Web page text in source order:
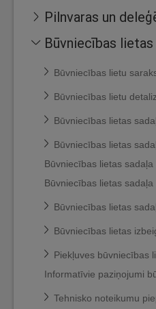
Pilnvaras un
Būvniecības lietas
Būvniecības lietu
Būvniecības lietu
Būvniecības lietas
Būvniecības lietas
Būvniecības lietas sadaļa
Būvniecības lietas sadaļa
Būvniecības lietas
Būvniecības lietas
Piekļuves būvniecības
Informatīvie paziņojumi
Tehnisko noteikumu